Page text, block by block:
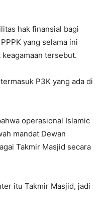
hak finansial bagi
yang selama ini
tersebut.
P3K yang ada di
operasional Islamic
mandat Dewan
Takmir Masjid secara
itu Takmir Masjid, jadi